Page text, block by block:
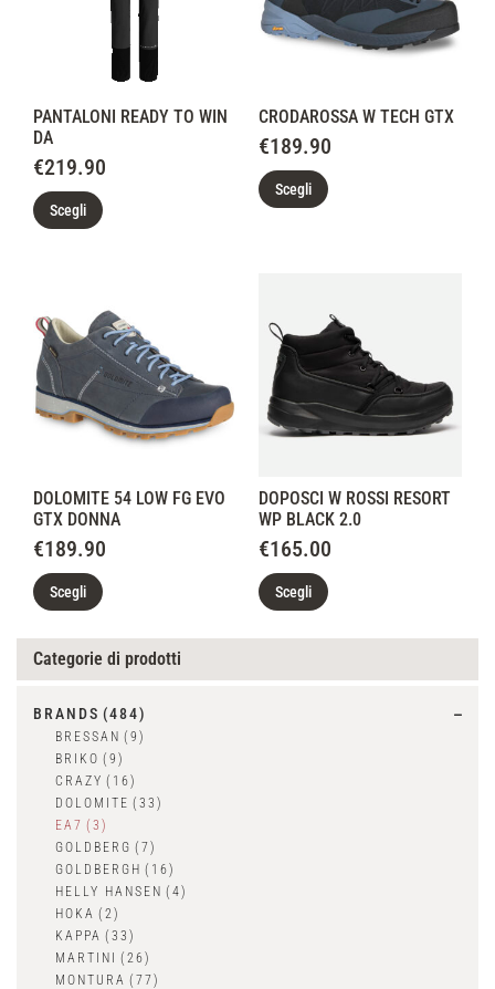
PANTALONI READY TO WIN
DA
€219.90
Scegli
CRODAROSSA W TECH GTX
€189.90
Scegli
DOLOMITE 54 LOW FG EVO
GTX DONNA
€189.90
Scegli
DOPOSCI W ROSSI RESORT
WP BLACK 2.0
€165.00
Scegli
Categorie di prodotti
BRANDS (484)
BRESSAN (9)
BRIKO (9)
CRAZY (16)
DOLOMITE (33)
EA7 (3)
GOLDBERG (7)
GOLDBERGH (16)
HELLY HANSEN (4)
HOKA (2)
KAPPA (33)
MARTINI
(26)
MONTURA (77)